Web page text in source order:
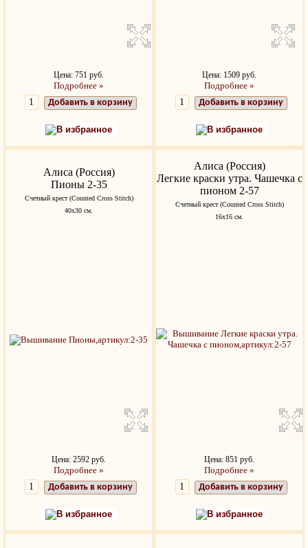
Цена: 751 руб.
Подробнее »
Добавить в корзину
В избранное
Цена: 1509 руб.
Подробнее »
Добавить в корзину
В избранное
Алиса (Россия)
Пионы 2-35
Счетный крест (Counted Cross Stitch)
40x30 см.
Цена: 2592 руб.
Подробнее »
Добавить в корзину
В избранное
Алиса (Россия)
Легкие краски утра. Чашечка с
пионом 2-57
Счетный крест (Counted Cross Stitch)
16x16 см.
Цена: 851 руб.
Подробнее »
Добавить в корзину
В избранное